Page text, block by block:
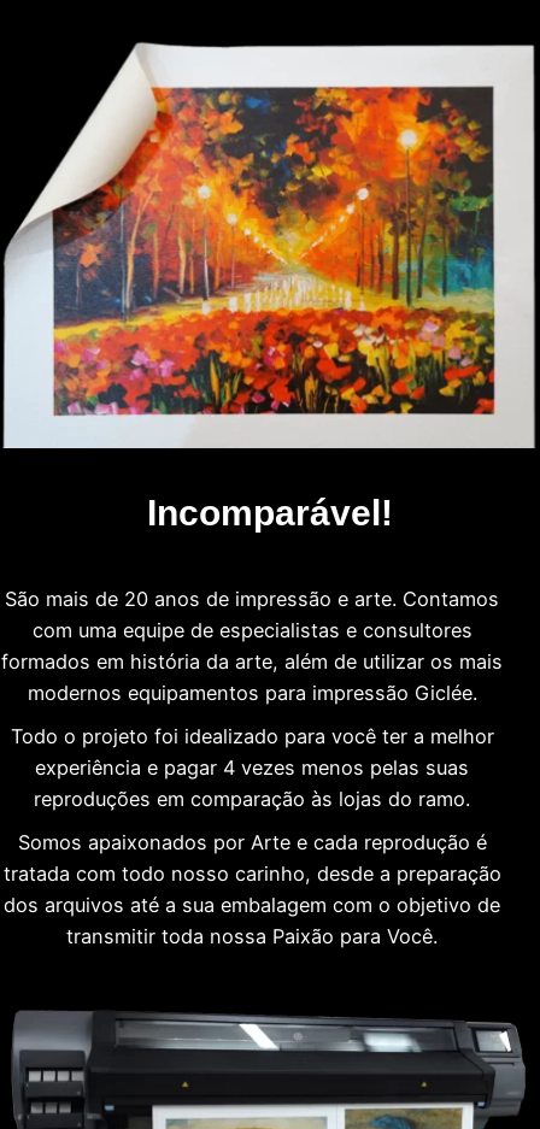
Incomparável!
São mais de 20 anos de impressão e arte. Contamos
com uma equipe de especialistas e consultores
formados em história da arte, além de utilizar os mais
modernos equipamentos para impressão Giclée.
Todo o projeto foi idealizado para você ter a melhor
experiência e pagar 4 vezes menos pelas suas
reproduções em comparação às lojas do ramo.
Somos apaixonados por Arte e cada reprodução é
tratada com todo nosso carinho, desde a preparação
dos arquivos até a sua embalagem com o objetivo de
transmitir toda nossa Paixão para Você.